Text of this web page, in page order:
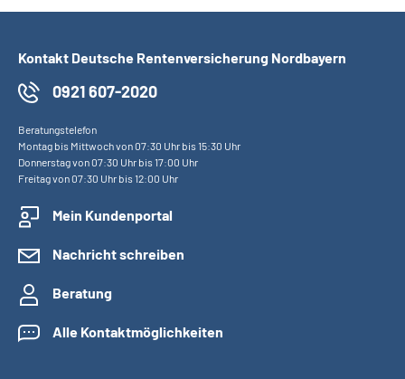
Kontakt Deutsche Rentenversicherung Nordbayern
0921 607-2020
Beratungstelefon
Montag bis Mittwoch von 07:30 Uhr bis 15:30 Uhr
Donnerstag von 07:30 Uhr bis 17:00 Uhr
Freitag von 07:30 Uhr bis 12:00 Uhr
Mein Kundenportal
Nachricht schreiben
Beratung
Alle Kontaktmöglichkeiten